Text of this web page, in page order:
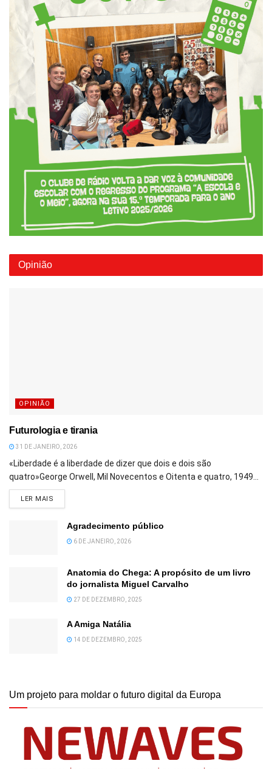
Opinião
OPINIÃO
Futurologia e tirania
31 DE JANEIRO, 2026
«Liberdade é a liberdade de dizer que dois e dois são
quatro»George Orwell, Mil Novecentos e Oitenta e quatro, 1949...
LER MAIS
Agradecimento público
6 DE JANEIRO, 2026
Anatomia do Chega: A propósito de um livro
do jornalista Miguel Carvalho
27 DE DEZEMBRO, 2025
A Amiga Natália
14 DE DEZEMBRO, 2025
Um projeto para moldar o futuro digital da Europa